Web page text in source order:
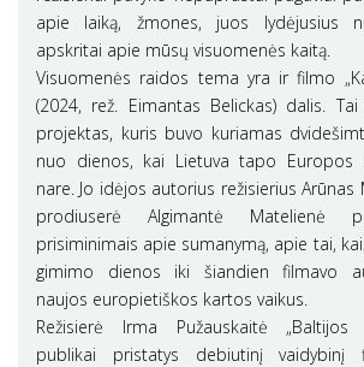
apie laiką, žmones, juos lydėjusius
apskritai apie mūsų visuomenės kaitą.
Visuomenės raidos tema yra ir filmo
(2024, rež. Eimantas Belickas) dalis. Tai
projektas, kuris buvo kuriamas
nuo dienos, kai Lietuva tapo Europos
nare. Jo idėjos autorius režisierius Arūnas
prodiuserė Algimantė Matelienė
prisiminimais apie sumanymą, apie tai,
gimimo dienos iki šiandien filmavo
naujos europietiškos kartos vaikus.
Režisierė Irma Pužauskaitė „Baltijos
publikai pristatys debiutinį vaidybinį